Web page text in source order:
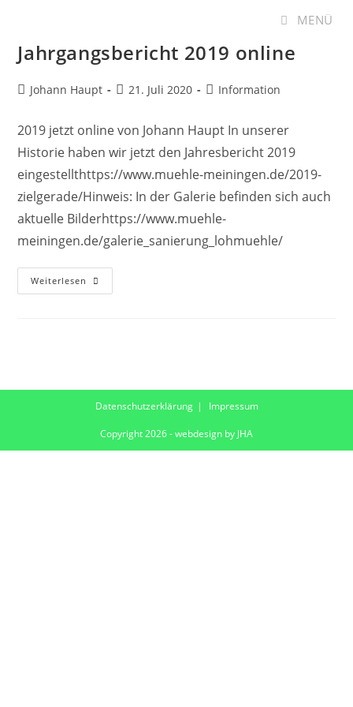
springen
MENÜ
Jahrgangsbericht 2019 online
Beitrags-
Johann Haupt
Beitrag
21. Juli 2020
Beitrags-
Information
2019 jetzt online von Johann Haupt In unserer
Historie haben wir jetzt den Jahresbericht 2019
eingestellthttps://www.muehle-meiningen.de/2019-
zielgerade/Hinweis: In der Galerie befinden sich auch
aktuelle Bilderhttps://www.muehle-
meiningen.de/galerie_sanierung_lohmuehle/
Weiterlesen Jahrgangsbericht
2019
Datenschutzerklärung Impressum
Copyright 2026 - webdesign by JHA